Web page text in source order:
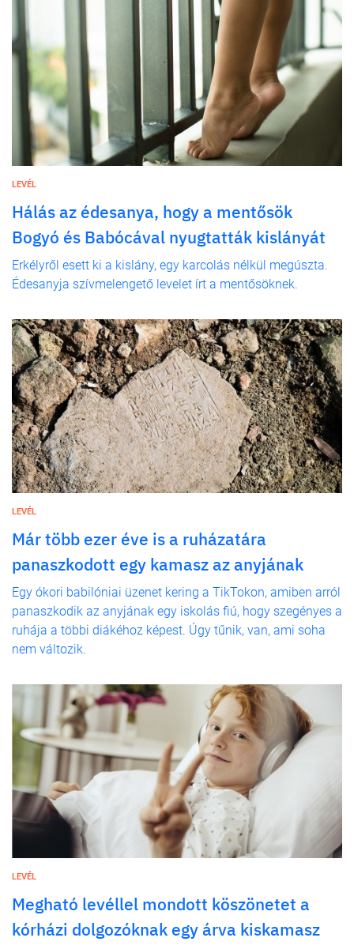
LEVÉL
Hálás az édesanya, hogy a mentősök
Bogyó és Babócával nyugtatták kislányát
Erkélyről esett ki a kislány, egy karcolás nélkül megúszta.
Édesanyja szívmelengető levelet írt a mentősöknek.
LEVÉL
Már több ezer éve is a ruházatára
panaszkodott egy kamasz az anyjának
Egy ókori babilóniai üzenet kering a TikTokon, amiben arról
panaszkodik az anyjának egy iskolás fiú, hogy szegényes a
ruhája a többi diákéhoz képest. Úgy tűnik, van, ami soha
nem változik.
LEVÉL
Megható levéllel mondott köszönetet a
kórházi dolgozóknak egy árva kiskamasz